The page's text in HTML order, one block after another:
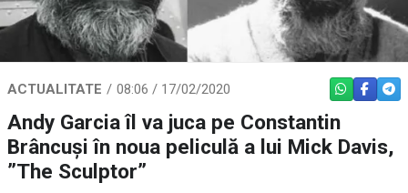
ACTUALITATE 08:06 / 17/02/2020 WHATSAPP
Andy Garcia îl va juca pe Constantin
Brâncuși în noua peliculă a lui Mick Davis,
”The Sculptor”